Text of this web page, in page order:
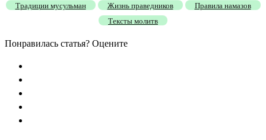
Традиции мусульман
Жизнь праведников
Правила намазов
Тексты молитв
Понравилась статья? Оцените